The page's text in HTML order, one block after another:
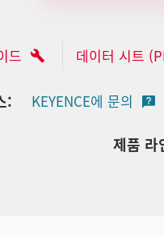
드 데이터 시트
: KEYENCE에 문의
제품 라